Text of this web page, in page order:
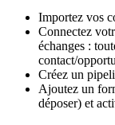
Importez vos
Connectez
échanges :
contact/
Créez un
Ajoutez un
déposer) et